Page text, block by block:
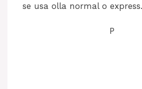
se usa olla normal o express.
P